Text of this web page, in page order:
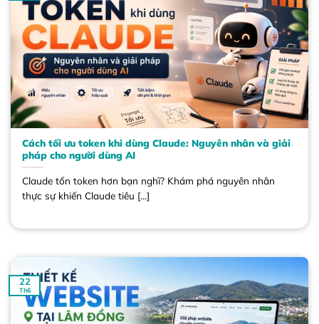
Cách tối ưu token khi dùng Claude: Nguyên nhân và giải
pháp cho người dùng AI
Claude tốn token hơn bạn nghĩ? Khám phá nguyên nhân
thực sự khiến Claude tiêu [...]
22
Th6